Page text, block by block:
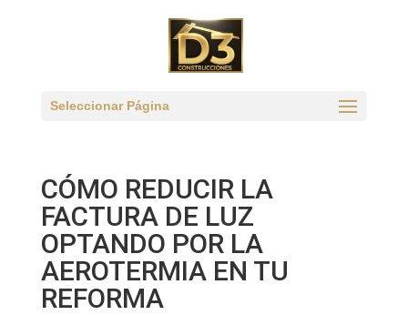
Seleccionar Página
CÓMO REDUCIR LA
FACTURA DE LUZ
OPTANDO POR LA
AEROTERMIA EN TU
REFORMA